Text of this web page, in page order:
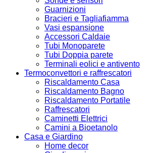
Guarnizioni
Bracieri e Tagliafiamma
Vasi espansione
Accessori Caldaie
Tubi Monoparete
Tubi Doppia parete
Terminali eolici e antivento
Termoconvettori e raffrescatori
Riscaldamento Casa
Riscaldamento Bagno
Riscaldamento Portatile
Raffrescatori
Caminetti Elettrici
Camini a Bioetanolo
Casa e Giardino
Home decor